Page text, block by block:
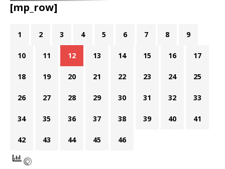
[mp_row]
1 2 3 4 5 6 7 8 9
10 11 12 13 14 15 16 17
18 19 20 21 22 23 24 25
26 27 28 29 30 31 32 33
34 35 36 37 38 39 40 41
42 43 44 45 46